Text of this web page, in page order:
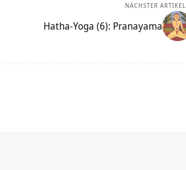
NÄCHSTER ARTIKEL
Hatha-Yoga (6): Pranayama